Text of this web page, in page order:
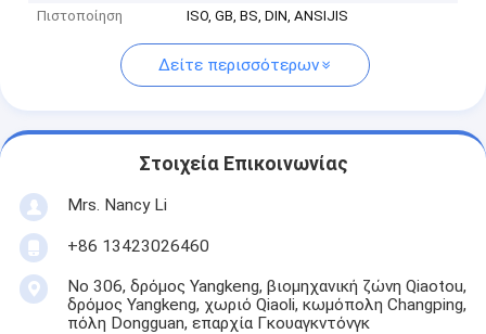
Πιστοποίηση
ISO, GB, BS, DIN, ANSIJIS
Δείτε περισσότερων
Στοιχεία Επικοινωνίας
Mrs. Nancy Li
+86 13423026460
Νο 306, δρόμος Yangkeng, βιομηχανική ζώνη Qiaotou,
δρόμος Yangkeng, χωριό Qiaoli, κωμόπολη Changping,
πόλη Dongguan, επαρχία Γκουαγκντόνγκ